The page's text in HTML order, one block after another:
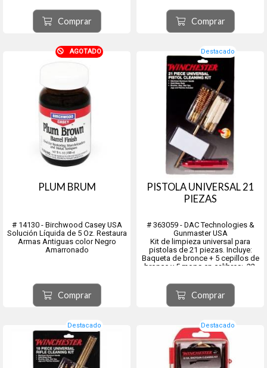
Comprar Comprar
AGOTADO
PLUM BRUM
# 14130 - Birchwood Casey USA
Solución Líquida de 5 Oz. Restaura
Armas Antiguas color Negro
Amarronado
Comprar
Destacado
PISTOLA UNIVERSAL 21
PIEZAS
# 363059 - DAC Technologies &
Gunmaster USA
Kit de limpieza universal para
pistolas de 21 piezas. Incluye:
Baqueta de bronce + 5 cepillos de
bronce y 5 mops en calibres: .22,
punteros plástico en cal. .22, .30,
.357/.38/.9mm, .40 y .45 + 3 tips
plásticos pasa-trapo...
Comprar
Destacado Destacado